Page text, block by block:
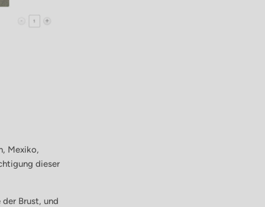
Mexiko,
dieser
Brust, und